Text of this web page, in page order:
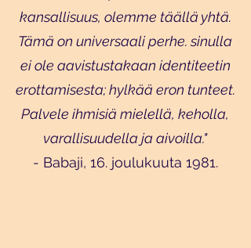
kansallisuus, olemme täällä yhtä.
Tämä on universaali perhe. sinulla
ei ole aavistustakaan identiteetin
erottamisesta; hylkää eron tunteet.
Palvele ihmisiä mielellä, keholla,
varallisuudella ja aivoilla."
- Babaji, 16. joulukuuta 1981.